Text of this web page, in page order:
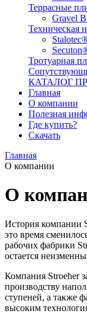
Террасные
Gravel
Техническая
Тротуарная
КАТАЛОГ
Главная
О компании
Полезная
Где купить?
Скачать
Главная
О компании
О
История компании
это время
рабочих фабрики
остается
Компания Stroeher
производству
ступеней, а также
высоким